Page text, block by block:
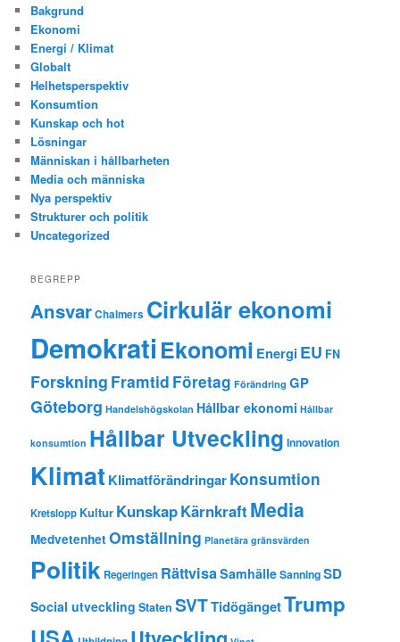
Bakgrund
Ekonomi
Energi / Klimat
Globalt
Helhetsperspektiv
Konsumtion
Kunskap och hot
Lösningar
Människan i hållbarheten
Media och människa
Nya perspektiv
Strukturer och politik
Uncategorized
BEGREPP
AnsvarChalmers Cirkulär ekonomi
DemokratiEkonomi Energi EU FN
Forskning Framtid Företag Förändring GP
Göteborg Handelshögskolan Hållbar ekonomi Hållbar
konsumtion Hållbar Utveckling Innovation
KlimatKlimatförändringarKonsumtion
Kretslopp Kultur KunskapKärnkraft Media
MedvetenhetOmställning Planetära gränsvärden
Politik Regeringen RättvisaSamhälleSanningSD
Social utveckling Staten SVTTidögängetTrump